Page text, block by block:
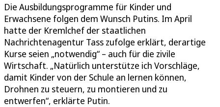
Die Ausbildungsprogramme für Kinder und
Erwachsene folgen dem Wunsch Putins. Im April
hatte der Kremlchef der staatlichen
Nachrichtenagentur Tass zufolge erklärt, derartige
Kurse seien „notwendig“ – auch für die zivile
Wirtschaft. „Natürlich unterstütze ich Vorschläge,
damit Kinder von der Schule an lernen können,
Drohnen zu steuern, zu montieren und zu
entwerfen“, erklärte Putin.